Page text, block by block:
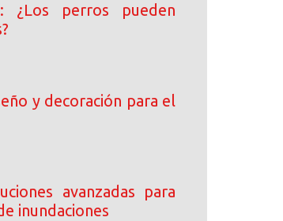
¿Los perros pueden
y decoración para el
avanzadas para
inundaciones